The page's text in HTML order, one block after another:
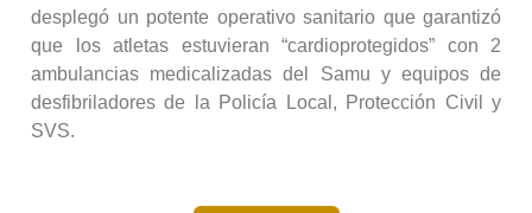
desplegó un potente operativo sanitario que garantizó
que los atletas estuvieran “cardioprotegidos” con 2
ambulancias medicalizadas del Samu y equipos de
desfibriladores de la Policía Local, Protección Civil y
SVS.